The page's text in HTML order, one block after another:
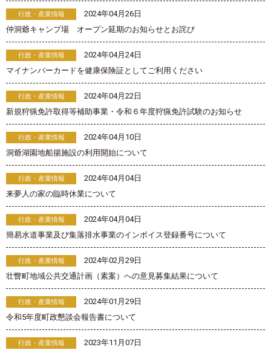
行政・産業情報
2024年04月26日
仲洞爺キャンプ場 オープン延期のお知らせとお詫び
行政・産業情報
2024年04月24日
マイナンバーカードを健康保険証としてご利用ください
行政・産業情報
2024年04月22日
新規狩猟免許取得等補助事業・令和６年度狩猟免許試験のお知らせ
行政・産業情報
2024年04月10日
洞爺湖園地船揚施設の利用開始について
行政・産業情報
2024年04月04日
来夢人の家の臨時休業について
行政・産業情報
2024年04月04日
簡易水道事業及び集落排水事業のインボイス登録番号について
行政・産業情報
2024年02月29日
壮瞥町地域公共交通計画（素案）への意見募集結果について
行政・産業情報
2024年01月29日
令和5年度町政懇談会報告書について
行政・産業情報
2023年11月07日